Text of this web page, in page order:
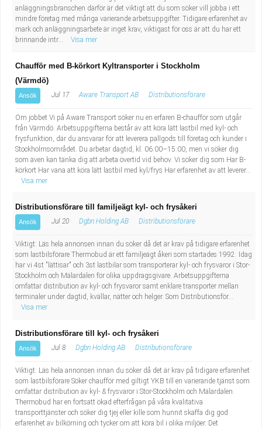
anläggningsbranschen därför är det viktigt att du som söker vill jobba i ett
mindre företag med många varierande arbetsuppgifter. Tidigare erfarenhet av
mark och anläggningsarbete är inget krav, viktigast för oss är att du har ett
brinnande intr...
Visa mer
Chaufför med B-körkort Kyltransporter i Stockholm
(Värmdö)
Ansök Jul 17 Aware Transport AB Distributionsförare
Om jobbet Vi på Aware Transport söker nu en erfaren B-chaufför som utgår
från Värmdö. Arbetsuppgifterna består av att köra lätt lastbil med kyl- och
frysfunktion, där du ansvarar för att leverera pallgods till företag och kunder i
Stockholmsområdet. Du arbetar dagtid, kl. 06:00–15:00, men vi söker dig
som även kan tänka dig att arbeta övertid vid behov. Vi söker dig som Har B-
körkort Har vana att köra lätt lastbil med kyl/frys Har erfarenhet av att leverer...
Visa mer
Distributionsförare till familjeägt kyl- och frysåkeri
Ansök Jul 20 Dgbn Holding AB Distributionsförare
Viktigt: Läs hela annonsen innan du söker då det är krav på tidigare erfarenhet
som lastbilsförare Thermobud är ett familjeägt åkeri som startades 1992. Idag
har vi 4st "lättisar" och 3st lastbilar som transporterar kyl- och frysvaror i Stor-
Stockholm och Mälardalen för olika uppdragsgivare. Arbetsuppgifterna
omfattar distribution av kyl- och frysvaror samt enklare transporter mellan
terminaler under dagtid, kvällar, nätter och helger. Som Distributionsför...
Visa mer
Distributionsförare till kyl- och frysåkeri
Ansök Jul 8 Dgbn Holding AB Distributionsförare
Viktigt: Läs hela annonsen innan du söker då det är krav på tidigare erfarenhet
som lastbilsförare Söker chaufför med giltigt YKB till en varierande tjänst som
omfattar distribution av kyl- & frysvaror i Stor-Stockholm och Mälardalen.
Thermobud har en fortsatt ökad efterfrågan på våra kvalitativa
transporttjänster och söker dig tjej eller kille som hunnit skaffa dig god
erfarenhet av bilkörning och tycker om att köra bil i olika miljöer. Det